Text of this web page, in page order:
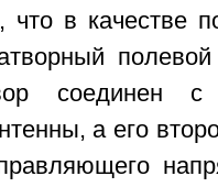
в качестве
соединен с
а его